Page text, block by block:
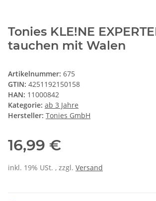
Tonies KLE!NE
tauchen mit Walen
Artikelnummer: 675
GTIN: 4251192150158
HAN: 11000842
Kategorie: ab 3 Jahre
Hersteller: Tonies GmbH
16,99 €
inkl. 19% USt. , zzgl. Versand